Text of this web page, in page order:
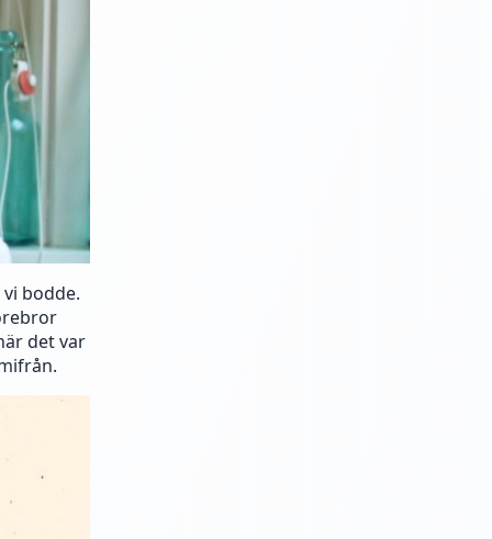
bodde.
det var